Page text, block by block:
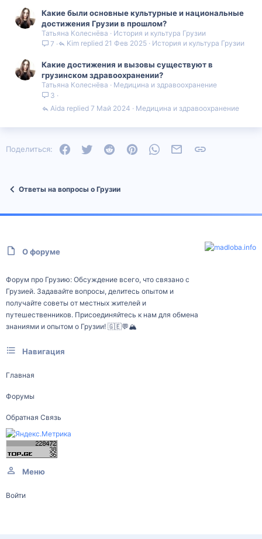
Какие были основные культурные и национальные
достижения Грузии в прошлом?
Татьяна Колеснёва
История и культура Грузии
7
История и культура Грузии
21 Фев 2025
Kim
Какие достижения и вызовы существуют в
грузинском здравоохранении?
Татьяна Колеснёва
Медицина и здравоохранение
3
Медицина и здравоохранение
7 Май 2024
Aida
Поделиться: FacebookTwitter Reddit PinterestWhatsAppЭлектронная почта
Ответы на вопросы о Грузии
О форуме
Форум про Грузию: Обсуждение всего, что связано с
Грузией. Задавайте вопросы, делитесь опытом и
получайте советы от местных жителей и
путешественников. Присоединяйтесь к нам для обмена
знаниями и опытом о Грузии! 🇬🇪💬🏔️
Навигация
Главная
Форумы
Обратная Связь
Меню
Войти